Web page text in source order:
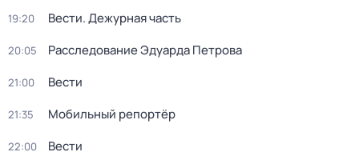
19:20 Вести. Дежурная часть
20:05 Расследование Эдуарда Петрова
21:00 Вести
21:35 Мобильный репортёр
22:00 Вести